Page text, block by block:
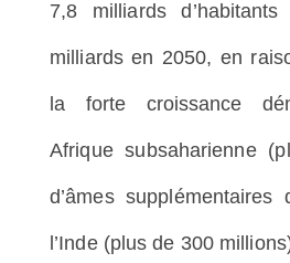
7,8 milliards
milliards en 2050, en
la forte croissance
Afrique subsaharienne
d’âmes
l’Inde (plus de 300